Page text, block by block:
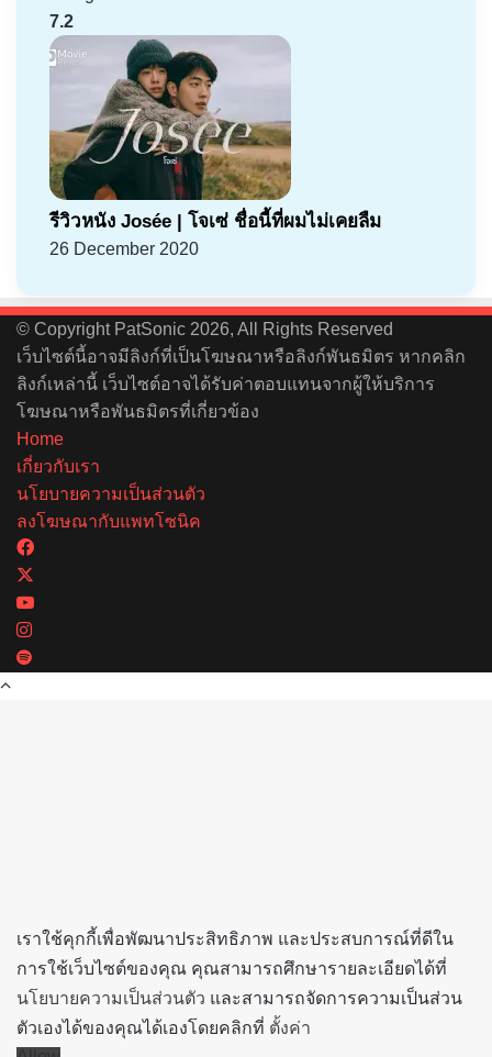
7.2
รีวิวหนัง Josée | โจเซ่ ชื่อนี้ที่ผมไม่เคยลืม
26 December 2020
© Copyright PatSonic 2026, All Rights Reserved
เว็บไซต์นี้อาจมีลิงก์ที่เป็นโฆษณาหรือลิงก์พันธมิตร หากคลิก
ลิงก์เหล่านี้ เว็บไซต์อาจได้รับค่าตอบแทนจากผู้ให้บริการ
โฆษณาหรือพันธมิตรที่เกี่ยวข้อง
Home
เกี่ยวกับเรา
นโยบายความเป็นส่วนตัว
ลงโฆษณากับแพทโซนิค
เราใช้คุกกี้เพื่อพัฒนาประสิทธิภาพ และประสบการณ์ที่ดีใน
การใช้เว็บไซต์ของคุณ คุณสามารถศึกษารายละเอียดได้ที่
นโยบายความเป็นส่วนตัว และสามารถจัดการความเป็นส่วน
ตัวเองได้ของคุณได้เองโดยคลิกที่ ตั้งค่า